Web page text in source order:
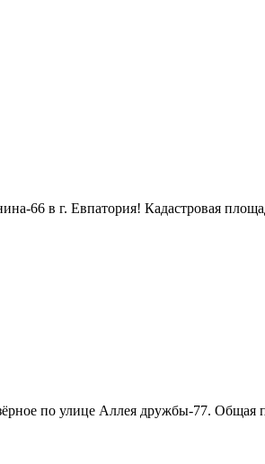
66 в г. Евпатория! Кадастровая
по улице Аллея дружбы-77.